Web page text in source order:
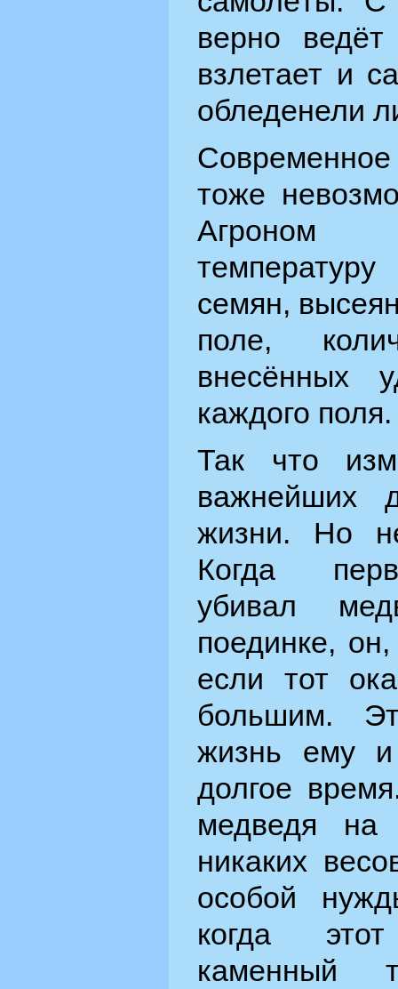
верно
взлетает и
обледенели
Современное
тоже
Агроном
семян,
поле,
внесённых
каждого поля.
Так что
важнейших
жизни. Но
Когда
убивал
поединке,
если тот
большим.
жизнь ему
долгое
медведя
никаких
особой
когда
каменный